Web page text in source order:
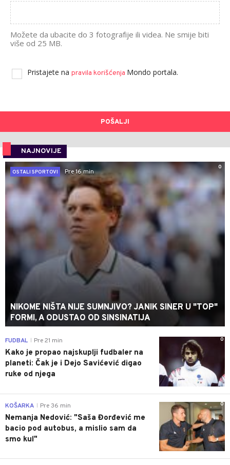
Možete da ubacite do 3 fotografije ili videa. Ne smije biti
više od 25 MB.
Pristajete na pravila korišćenja Mondo portala.
POŠALJI
NAJNOVIJE
0
OSTALI SPORTOVI
Pre 16 min
NIKOME NIŠTA NIJE SUMNJIVO? JANIK SINER U "TOP"
FORMI, A ODUSTAO OD SINSINATIJA
0
FUDBAL Pre 21 min
Kako je propao najskuplji fudbaler na
planeti: Čak je i Dejo Savićević digao
ruke od njega
0
KOŠARKA Pre 36 min
Nemanja Nedović: "Saša Đorđević me
bacio pod autobus, a mislio sam da
smo kul"